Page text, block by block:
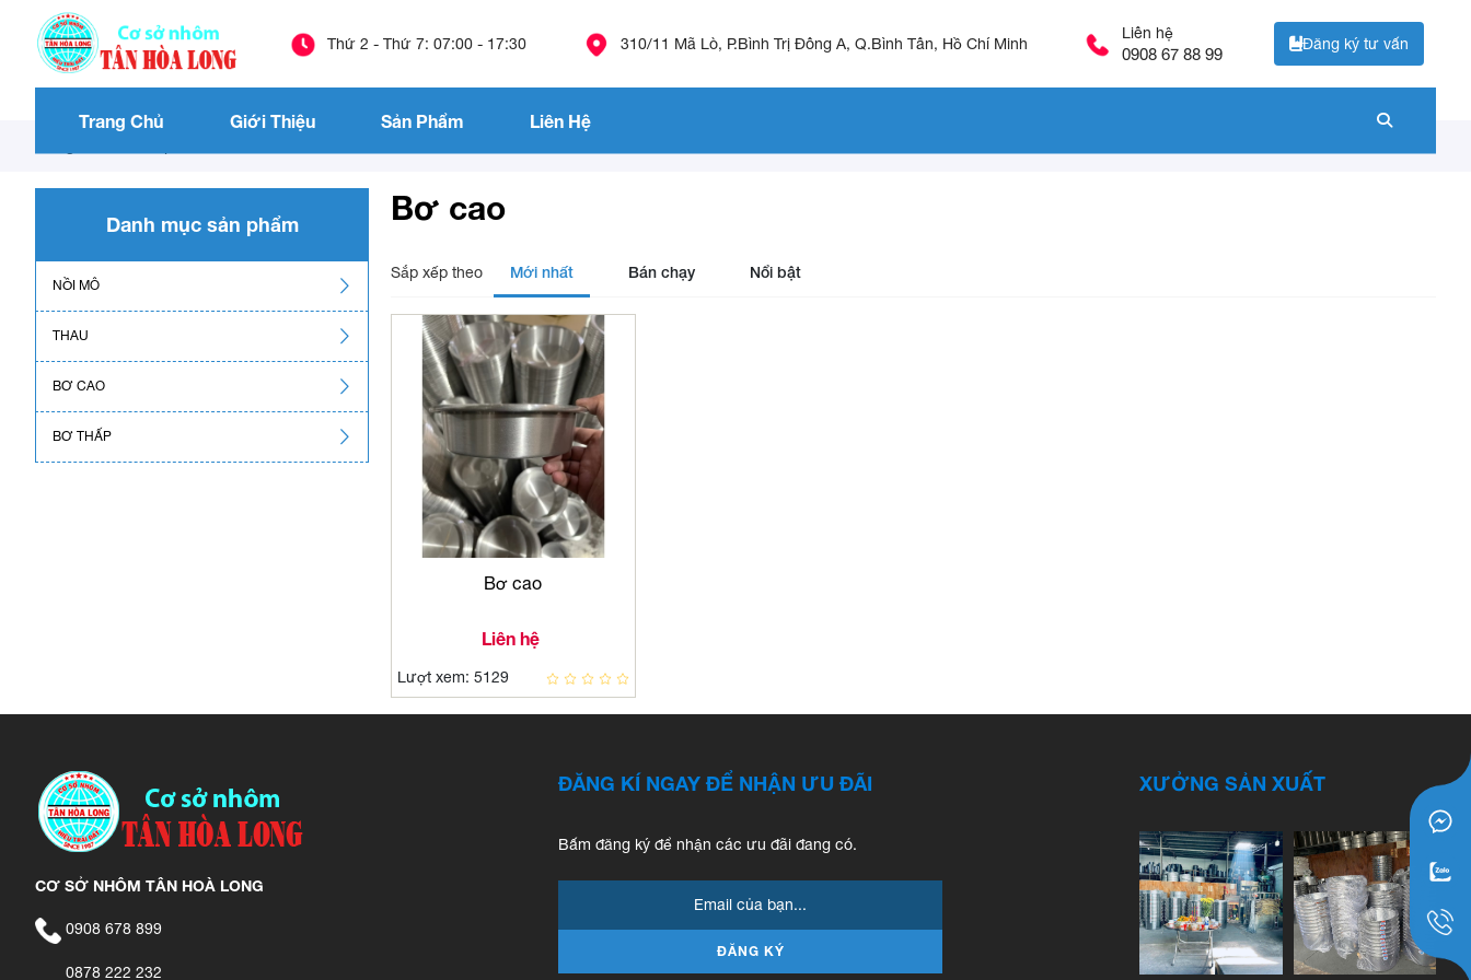
Thứ 2 - Thứ 7: 07:00 - 17:30 310/11 Mã Lò, P.Bình Trị Đông A, Q.Bình Tân, Hồ Chí Minh
Liên hệ
0908 67 88 99
Đăng ký tư vấn
Trang Chủ Giới Thiệu Sản Phẩm Liên Hệ
Bơ cao
Sắp xếp theo Mới nhất Bán chạy Nổi bật
Bơ cao
Liên hệ
Lượt xem: 5129
Danh mục sản phẩm
NỒI MÔ
THAU
BƠ CAO
BƠ THẤP
CƠ SỞ NHÔM TÂN HOÀ LONG
0908 678 899
0878 222 232
ĐĂNG KÍ NGAY ĐỂ NHẬN ƯU ĐÃI
Bấm đăng ký để nhận các ưu đãi đang có.
ĐĂNG KÝ
XƯỞNG SẢN XUẤT